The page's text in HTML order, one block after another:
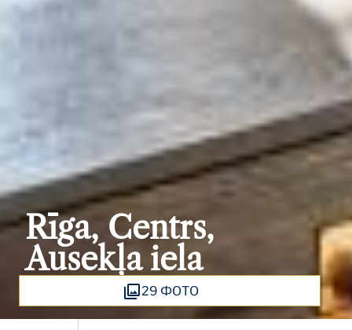
Rīga, Centrs,
Ausekļa iela
29 ФОТО